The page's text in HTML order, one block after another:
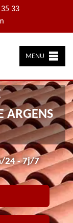
33
MENU
ARGENS
24 - 7j/7